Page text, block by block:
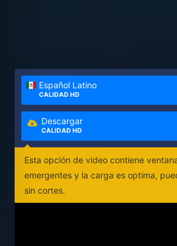
con la imprudente alborotadora
rica Bae Gyu-ri, dos jóvenes
a la misma escuela que Ji-soo, y
terminan involucradas en sus
Español Latino
CALIDAD HD
Descargar
CALIDAD HD
Esta opción de video contiene
emergentes y la carga es optima,
sin cortes.